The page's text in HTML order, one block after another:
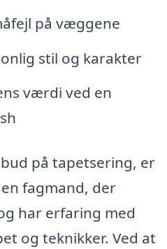
på væggene
stil og karakter
værdi ved en
på tapetsering, er
fagmand, der
har erfaring med
og teknikker. Ved at